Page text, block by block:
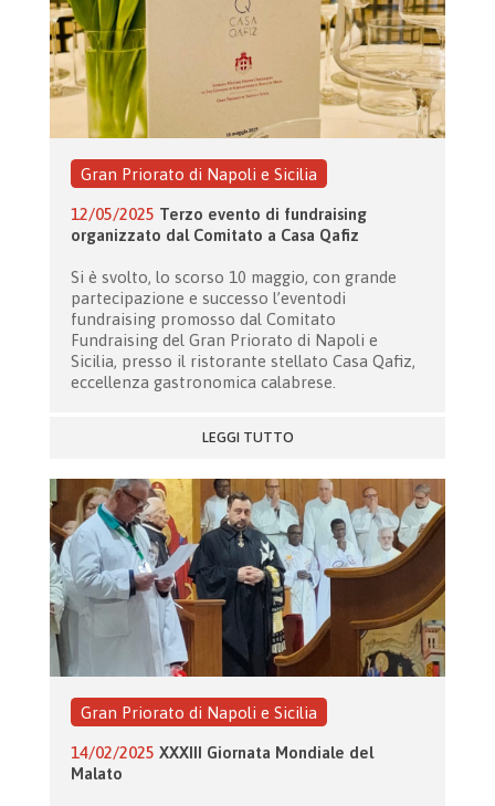
Gran Priorato di Napoli e Sicilia
12/05/2025 Terzo evento di fundraising
organizzato dal Comitato a Casa Qafiz
Si è svolto, lo scorso 10 maggio, con grande
partecipazione e successo l’eventodi
fundraising promosso dal Comitato
Fundraising del Gran Priorato di Napoli e
Sicilia, presso il ristorante stellato Casa Qafiz,
eccellenza gastronomica calabrese.
LEGGI TUTTO
Gran Priorato di Napoli e Sicilia
14/02/2025 XXXIII Giornata Mondiale del
Malato